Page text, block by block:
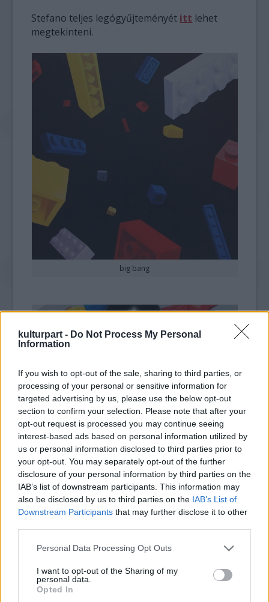
kulturpart - Do Not Process My Personal
Information
If you wish to opt-out of the sale, sharing to third parties, or
processing of your personal or sensitive information for
targeted advertising by us, please use the below opt-out
section to confirm your selection. Please note that after your
opt-out request is processed you may continue seeing
interest-based ads based on personal information utilized by
us or personal information disclosed to third parties prior to
your opt-out. You may separately opt-out of the further
disclosure of your personal information by third parties on the
IAB’s list of downstream participants. This information may
also be disclosed by us to third parties on the IAB’s List of
Downstream Participants that may further disclose it to other
Please note that this website/app uses one or more Google
not limited to your visit or usage behaviour. You may click to
grant or deny consent to Google and its third-party tags to
use your data for below specified purposes in below Google
Personal Data Processing Opt Outs
I want to opt-out of the Sharing of my
personal data.
Opted In
Stefano teljes legógyűjteményét itt lehet
megtekinteni.
big bang
google earth